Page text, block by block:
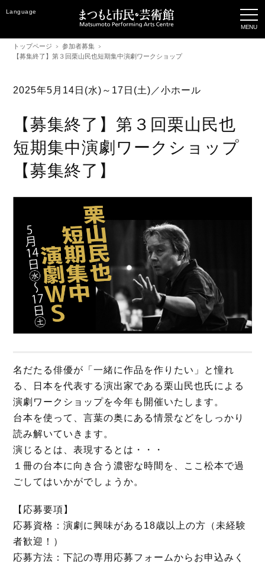
Language
トップページ
参加者募集
【募集終了】第３回栗山民也短期集中演劇ワークショップ
2025年5月14日(水)～17日(土)／小ホール
【募集終了】第３回栗山民也
短期集中演劇ワークショップ
【募集終了】
名だたる俳優が「一緒に作品を作りたい」と憧れ
る、日本を代表する演出家である栗山民也氏による
演劇ワークショップを今年も開催いたします。
台本を使って、言葉の奥にある情景などをしっかり
読み解いていきます。
演じるとは、表現するとは・・・
１冊の台本に向き合う濃密な時間を、ここ松本で過
ごしてはいかがでしょうか。
【応募要項】
応募資格：演劇に興味がある18歳以上の方（未経験
者歓迎！）
応募方法：下記の専用応募フォームからお申込みく